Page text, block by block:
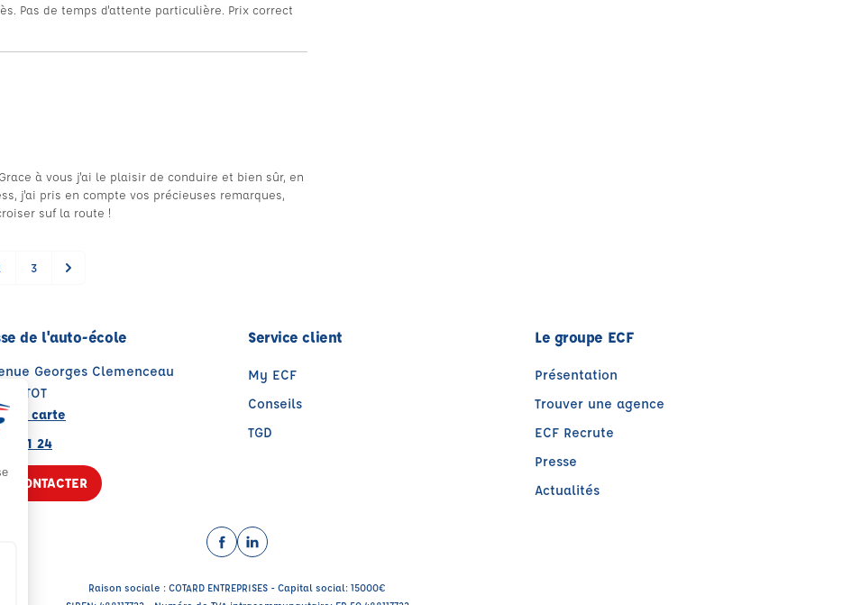
Pas de temps d'attente particulière. Prix correct
à vous j'ai le plaisir de conduire et bien sûr, en
j'ai pris en compte vos précieuses remarques,
suf la route !
3
de l'auto-école
Georges Clemenceau
la carte
21 24
CONTACTER
Service client
My ECF
Conseils
TGD
Le groupe ECF
Présentation
Trouver une agence
ECF Recrute
Presse
Actualités
Facebook (nouvelle fenêtre)
LinkedIn (nouvelle fenêtre)
Raison sociale : COTARD ENTREPRISES - Capital social: 15000€